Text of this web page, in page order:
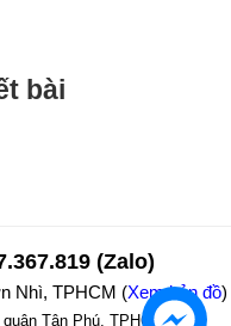
bài
(Zalo)
Nhì, TPHCM (Xem bản đồ)
Tân Phú, TPHCM)